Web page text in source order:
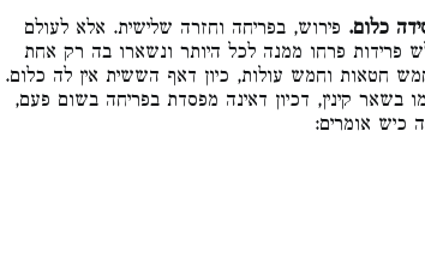
כלום. פירוש, בפריחה וחזרה שלישית. אלא לעולם
פרידות פרחו ממנה לכל היותר ונשארו בה רק אחת
חטאות וחמש עולות, כיון דאף הששית אין לה כלום.
בשאר קינין, דכיון דאינה מפסדת בפריחה בשום פעם,
כיש אומרים: